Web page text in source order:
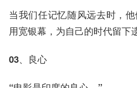
当我们任记忆随风远去时，
用宽银幕，为自己的时代留下
03、良心